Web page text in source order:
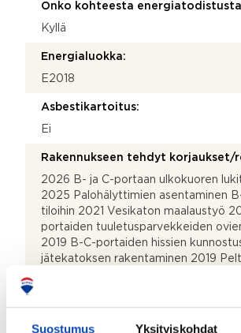
Suostumus Yksityiskohdat
Onko kohteesta
Kyllä
Energialuokka:
E2018
Asbestikartoitus:
Ei
Rakennukseen tehdyt korjaukset/
2026 B- ja C-portaan ulkokuoren
2025 Palohälyttimien asentaminen
tiloihin 2021 Vesikaton maalaustyö
portaiden tuuletusparvekkeiden
2019 B-C-portaiden hissien
jätekatoksen rakentaminen 2019
portaan porraskäytävän maalaus